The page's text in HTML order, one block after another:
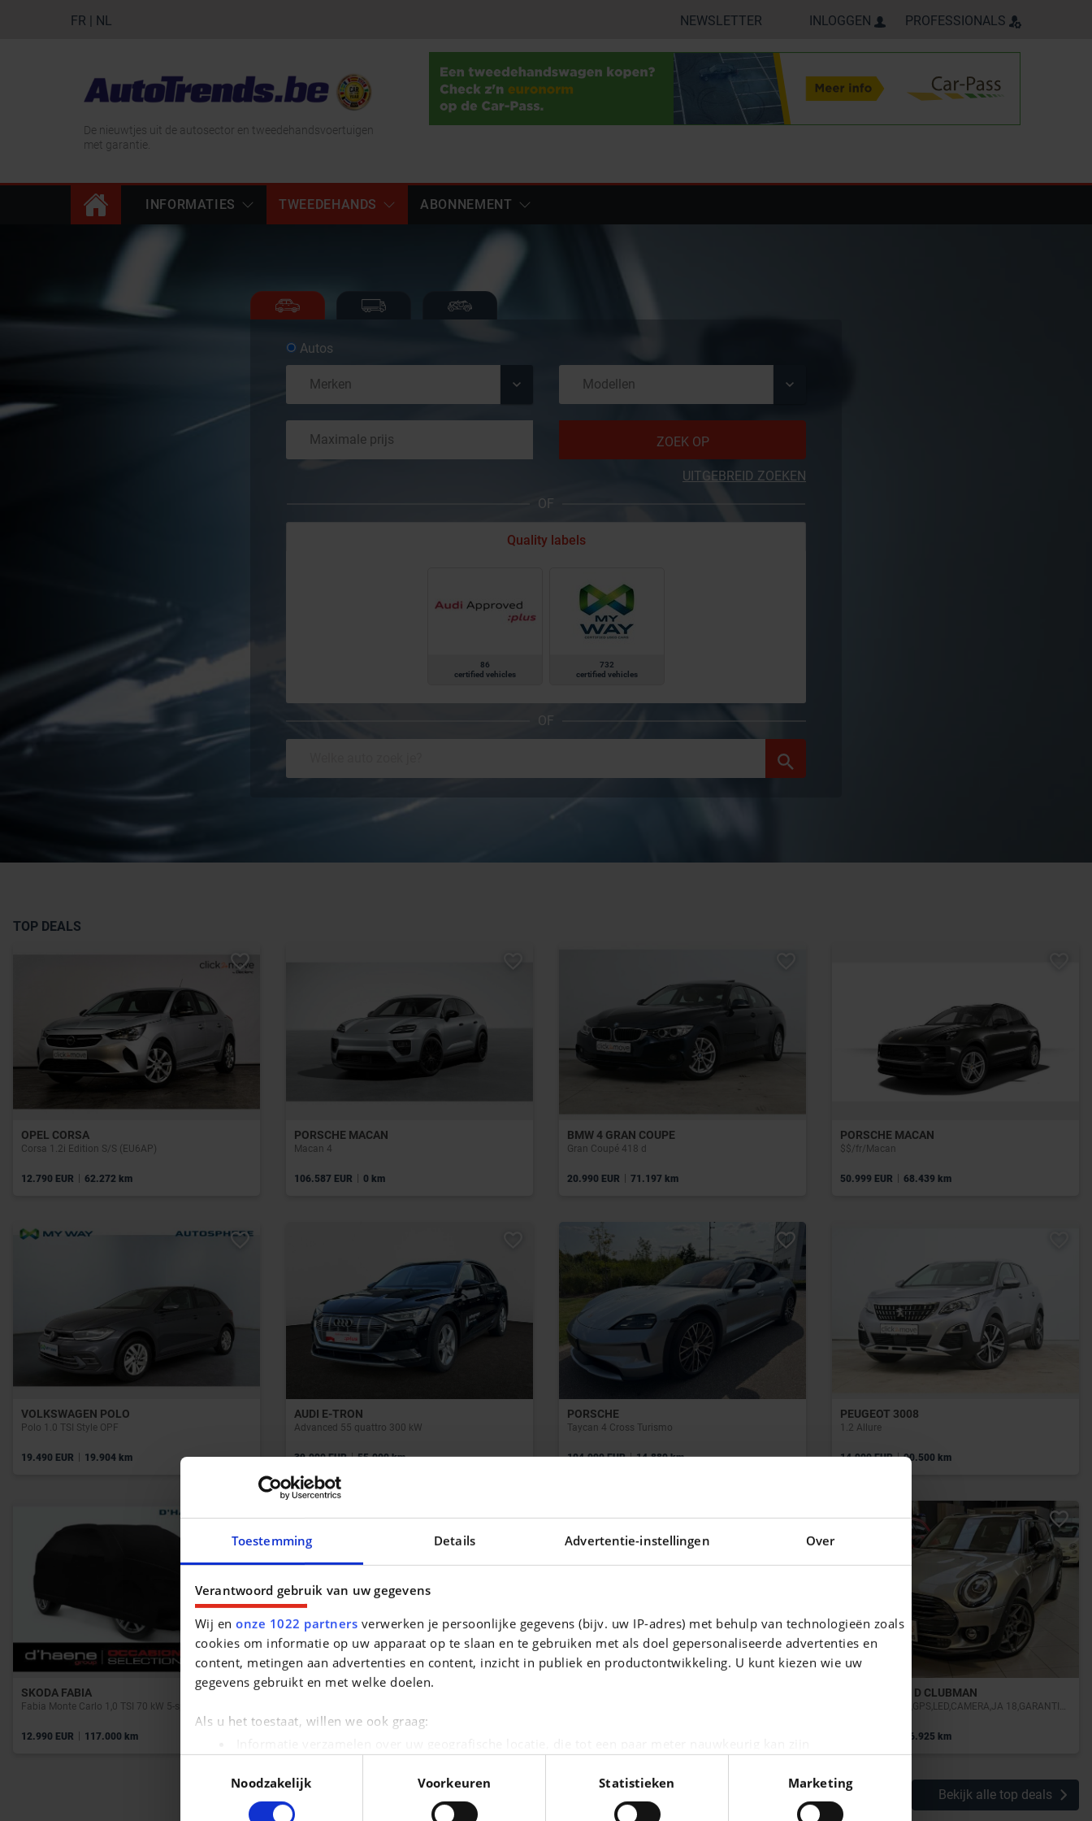
Toestemming Details Advertentie-instellingen Over
Verantwoord gebruik van uw gegevens
Wij enonze 1022 partners verwerken je persoonlijke gegevens (bijv. uw IP-adres) met behulp van technologieën zoals
cookies om informatie op uw apparaat op te slaan en te gebruiken met als doel gepersonaliseerde advertenties en
content, metingen aan advertenties en content, inzicht in publiek en productontwikkeling. U kunt kiezen wie uw
gegevens gebruikt en met welke doelen.
Als u het toestaat, willen we ook graag:
Lees meer over hoe uw persoonlijke gegevens worden verwerkt en stel uw voorkeuren in het
detailgedeeltein. U
kunt uw toestemming op elk moment wijzigen of intrekken in de Cookieverklaring.
Noodzakelijk
Voorkeuren Statistieken Marketing
FR | NL NEWSLETTER INLOGGEN PROFESSIONALS
De nieuwtjes uit de autosector en tweedehandsvoertuigen
met garantie.
INFORMATIES TWEEDEHANDS ABONNEMENT
Autos
ZOEK OP
UITGEBREID ZOEKEN
OF
Quality labels
86
certified vehicles
732
certified vehicles
OF
TOP DEALS
OPEL CORSA
Corsa 1.2i Edition S/S (EU6AP)
12.790 EUR | 62.272 km
PORSCHE MACAN
Macan 4
106.587 EUR | 0 km
BMW 4 GRAN COUPE
Gran Coupé 418 d
20.990 EUR | 71.197 km
PORSCHE MACAN
$$/fr/Macan
50.999 EUR | 68.439 km
VOLKSWAGEN POLO
Polo 1.0 TSI Style OPF
19.490 EUR | 19.904 km
AUDI E-TRON
Advanced 55 quattro 300 kW
39.990 EUR|55.000 km
PORSCHE
Taycan 4 Cross Turismo
104.990 EUR|14.889 km
PEUGEOT 3008
1.2 Allure
14.900 EUR|90.500 km
SKODA FABIA
Fabia Monte Carlo 1,0 TSI 70 kW 5-speed mech.
12.990 EUR | 117.000 km
MINI COOPER D CLUBMAN
96.925 km
Bekijk alle top deals